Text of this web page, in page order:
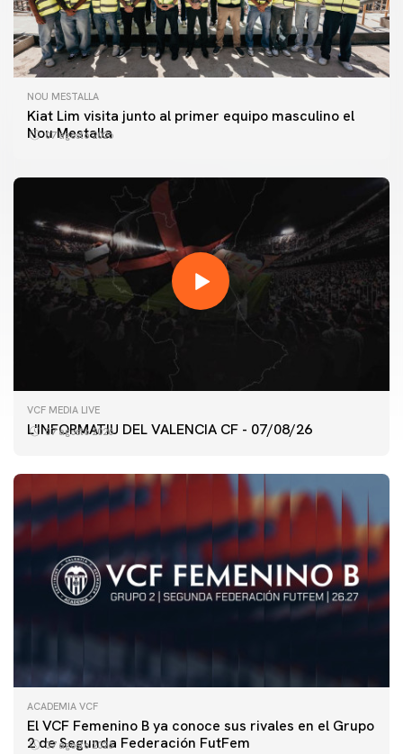
NOU MESTALLA
Kiat Lim visita junto al primer equipo masculino el
Nou Mestalla
07 agosto 2026
VCF MEDIA LIVE
L'INFORMATIU DEL VALENCIA CF - 07/08/26
07 agosto 2026
ACADEMIA VCF
El VCF Femenino B ya conoce sus rivales en el Grupo
2 de Segunda Federación FutFem
07 agosto 2026
PRIMER EQUIPO
ENTRENAMIENTO DEL VALENCIA CF 7/8/2026